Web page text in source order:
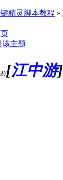
精灵脚本教程 »
[江中游]